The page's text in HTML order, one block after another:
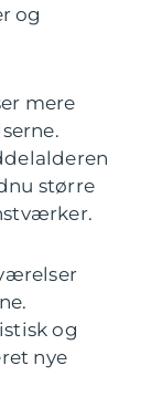
og
mere
større
og
nye